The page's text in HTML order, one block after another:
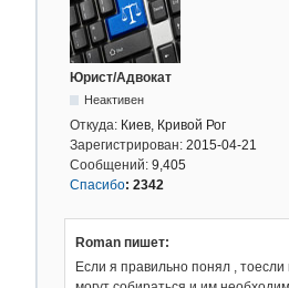
Юрист/Адвокат
Неактивен
Откуда: Киев, Кривой Рог
Зарегистрирован: 2015-04-21
Сообщений: 9,405
Спасибо: 2342
Roman пишет:
Если я правильно понял ,